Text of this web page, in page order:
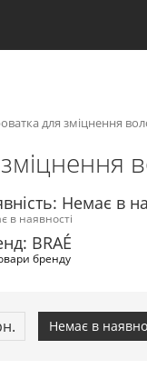
для зміцнення
Немає в
в наявності
BRAÉ
бренду
Немає в